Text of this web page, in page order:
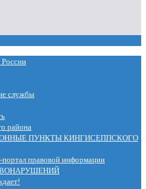
службы
района
ПУНКТЫ КИНГИСЕППСКОГО
правовой информации